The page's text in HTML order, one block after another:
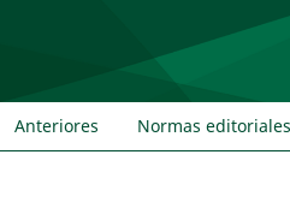
Anteriores Normas editoriales